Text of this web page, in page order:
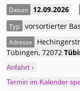
Datum 12.09.2026
Typ vorsortierter
Adresse
Tübingen,72072
Anfahrt ›
Termin im Kalender